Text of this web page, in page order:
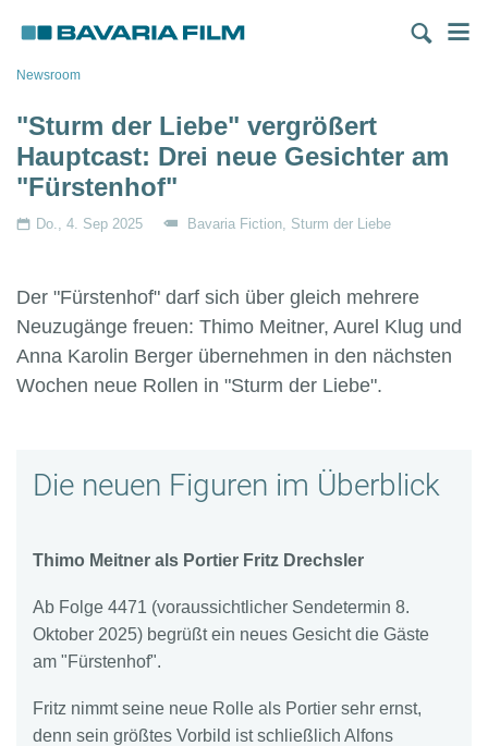
zum
Inhalt
Pfadnavigation
Newsroom
"Sturm der Liebe" vergrößert
Hauptcast: Drei neue Gesichter am
"Fürstenhof"
Do., 4. Sep 2025 Bavaria Fiction Sturm der Liebe
Der "Fürstenhof" darf sich über gleich mehrere
Neuzugänge freuen: Thimo Meitner, Aurel Klug und
Anna Karolin Berger übernehmen in den nächsten
Wochen neue Rollen in "Sturm der Liebe".
Die neuen Figuren im Überblick
Thimo Meitner als Portier Fritz Drechsler
Ab Folge 4471 (voraussichtlicher Sendetermin 8.
Oktober 2025) begrüßt ein neues Gesicht die Gäste
am "Fürstenhof".
Fritz nimmt seine neue Rolle als Portier sehr ernst,
denn sein größtes Vorbild ist schließlich Alfons